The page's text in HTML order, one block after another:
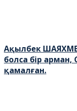
Ақылбек
болса бір арман,
қамалған.